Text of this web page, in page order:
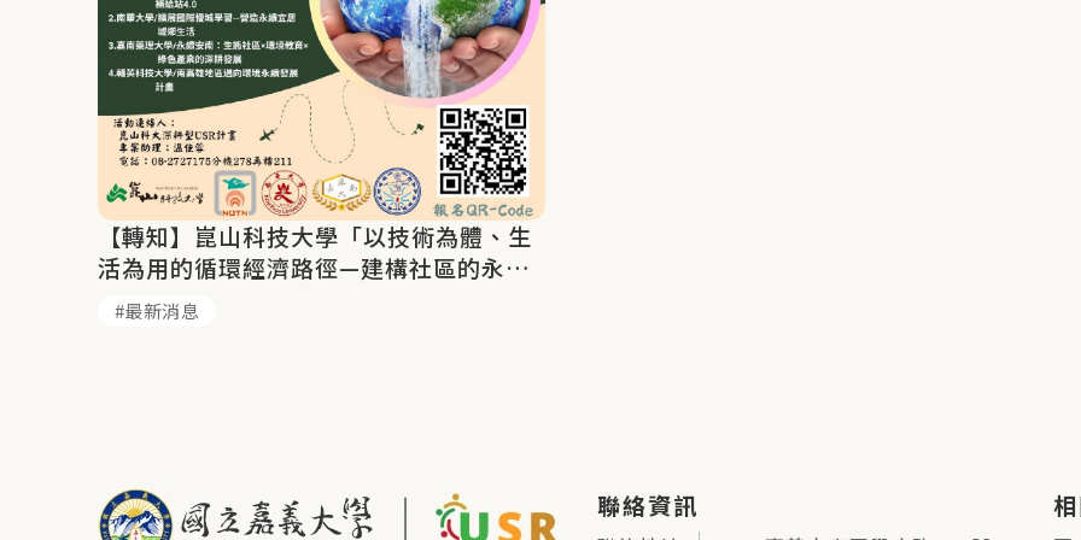
【轉知】崑山科技大學「以技術為體、生
活為用的循環經濟路徑—建構社區的永續
韌性」
最新消息
聯絡資訊